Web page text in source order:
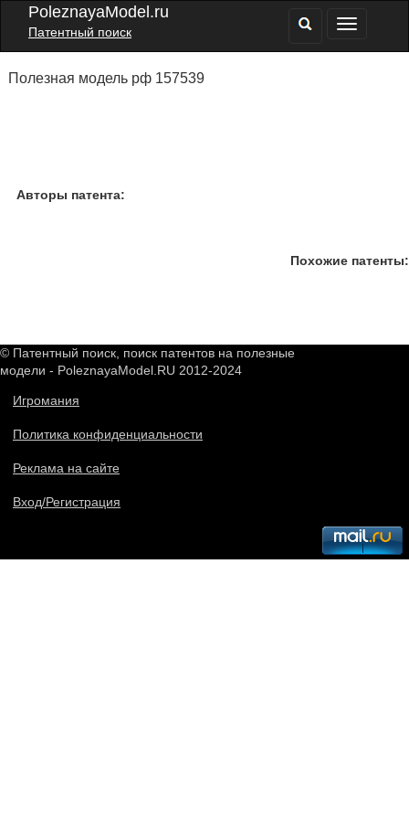
PoleznayaModel.ru
Патентный поиск
Полезная модель рф 157539
Авторы патента:
Похожие патенты:
© Патентный поиск, поиск патентов на полезные
модели - PoleznayaModel.RU 2012-2024
Игромания
Политика конфиденциальности
Реклама на сайте
Вход/Регистрация